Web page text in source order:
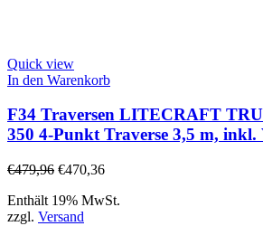
Quick view
In den Warenkorb
F34 Traversen LITECRAFT
350 4-Punkt Traverse 3,5 m, inkl.
€479,96 €470,36
Enthält 19% MwSt.
zzgl. Versand